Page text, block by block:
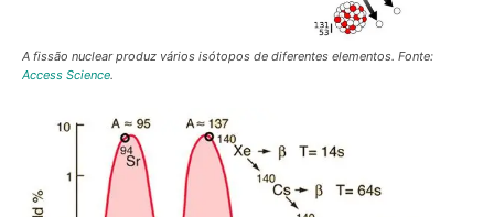
A fissão nuclear produz vários isótopos de diferentes elementos. Fonte:
Access Science.